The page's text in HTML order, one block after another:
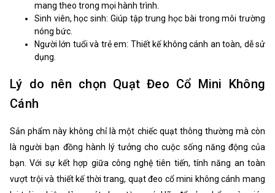
mang theo trong mọi hành trình.
Sinh viên, học sinh: Giúp tập trung học bài trong môi trường
nóng bức.
Người lớn tuổi và trẻ em: Thiết kế không cánh an toàn, dễ sử
dụng.
Lý do nên chọn Quạt Đeo Cổ Mini Không
Cánh
Sản phẩm này không chỉ là một chiếc quạt thông thường mà còn
là người bạn đồng hành lý tưởng cho cuộc sống năng động của
bạn. Với sự kết hợp giữa công nghệ tiên tiến, tính năng an toàn
vượt trội và thiết kế thời trang, quạt đeo cổ mini không cánh mang